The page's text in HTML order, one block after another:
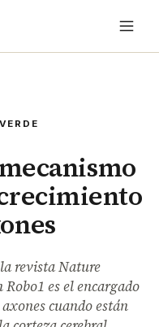
revista Nature
es el encargado
cuando están